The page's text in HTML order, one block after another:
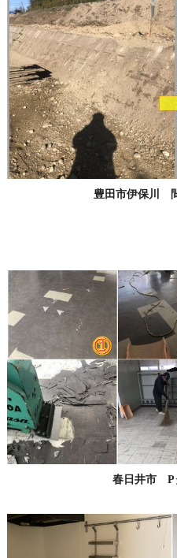
豊田市伊保川
春日井市 P